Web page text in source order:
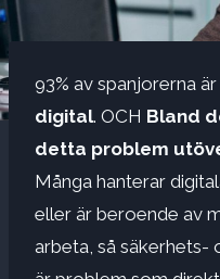
93% av spanjorerna
digital. OCH Bland
detta problem
Många hanterar
eller är beroende av
arbeta, så säkerhets-